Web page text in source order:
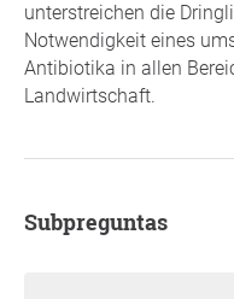
unterstreichen die
Notwendigkeit eines
Antibiotika in allen
Landwirtschaft.
Subpreguntas